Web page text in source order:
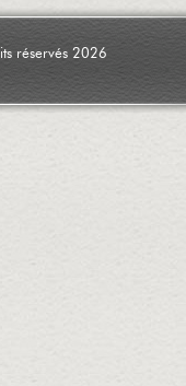
réservés 2026